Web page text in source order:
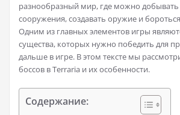
разнообразный мир, где можно добывать
сооружения, создавать оружие и
Одним из главных элементов игры
существа, которых нужно победить для
дальше в игре. В этом тексте мы
боссов в Terraria и их особенности.
Содержание: